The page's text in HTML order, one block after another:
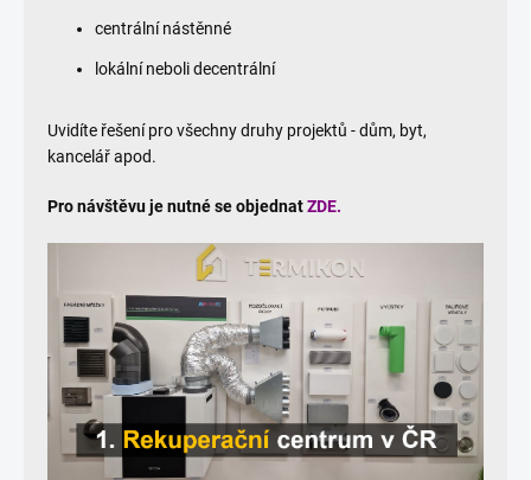
centrální nástěnné
lokální neboli decentrální
Uvidíte řešení pro všechny druhy projektů - dům, byt,
kancelář apod.
Pro návštěvu je nutné se objednatZDE.